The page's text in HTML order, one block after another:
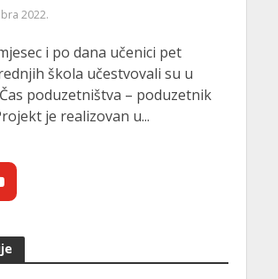
2022.
i po dana učenici pet
škola učestvovali su u
poduzetništva – poduzetnik
je realizovan u...